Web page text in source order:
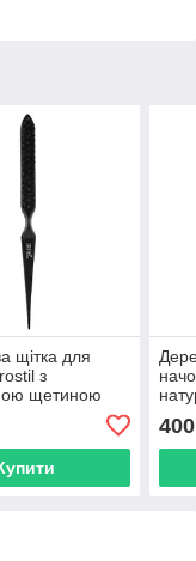
щітка для
з
щетиною
400